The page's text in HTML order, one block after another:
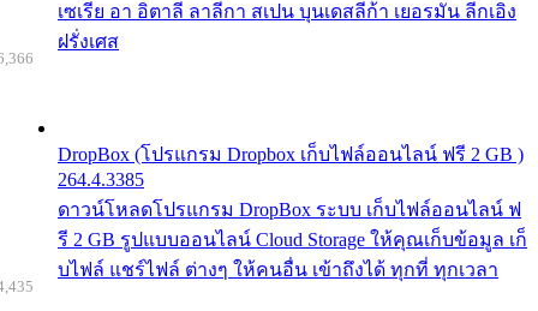
เซเรีย อา อิตาลี ลาลีกา สเปน บุนเดสลีก้า เยอรมัน ลีกเอิง
ฝรั่งเศส
DropBox (โปรแกรม Dropbox เก็บไฟล์ออนไลน์ ฟรี 2 GB )
264.4.3385
ดาวน์โหลดโปรแกรม DropBox ระบบ เก็บไฟล์ออนไลน์ ฟ
รี 2 GB รูปแบบออนไลน์ Cloud Storage ให้คุณเก็บข้อมูล เก็
บไฟล์ แชร์ไฟล์ ต่างๆ ให้คนอื่น เข้าถึงได้ ทุกที่ ทุกเวลา